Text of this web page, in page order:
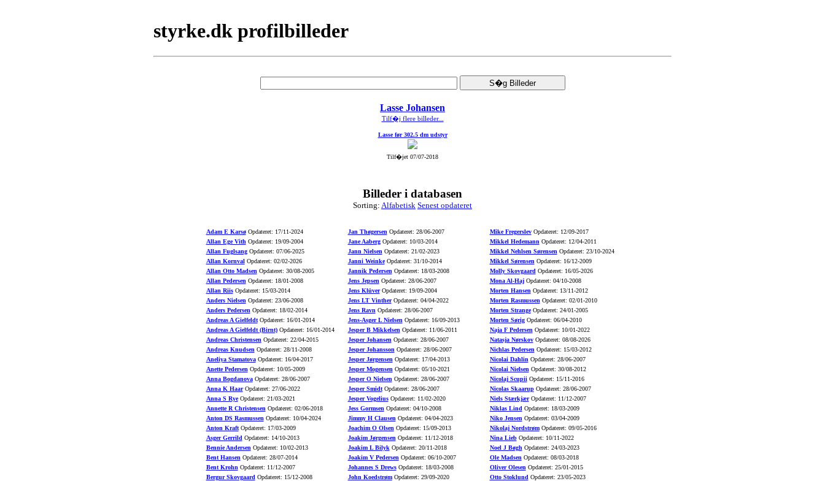
styrke.dk profilbilleder
Lasse Johansen
Tilf�j flere billeder...
Lasse før 302.5 dm udstyr
Tilf�jet 07/07-2018
Billeder i databasen
Sorting: Alfabetisk Senest opdateret
Adam E KarsøOpdateret: 17/11-2024
Allan Ege Vith Opdateret: 19/09-2004
Allan FuglsangOpdateret: 07/06-2025
Allan KornvalOpdateret: 02/02-2026
Allan Otto Madsen Opdateret: 30/08-2005
Allan Pedersen Opdateret: 18/01-2008
Allan RiisOpdateret: 15/03-2014
Anders Nielsen Opdateret: 23/06-2008
Anders Pedersen Opdateret: 18/02-2014
Andreas A GielfeldtOpdateret: 16/01-2014
Andreas A Gielfeldt (Birnt)Opdateret: 16/01-2014
Andreas Christensen Opdateret: 22/04-2015
Andreas Knudsen Opdateret: 28/11-2008
Aneliya StamatovaOpdateret: 16/04-2017
Anette Pedersen Opdateret: 10/05-2009
Anna BogdanovaOpdateret: 28/06-2007
Anna K HaarOpdateret: 27/06-2022
Anna S RyeOpdateret: 21/03-2021
Annette R Christensen Opdateret: 02/06-2018
Anton DS Rasmussen Opdateret: 10/04-2024
Anton KraftOpdateret: 17/03-2009
Asger Gerrild Opdateret: 14/10-2013
Bennie Andersen Opdateret: 10/02-2013
Bent Hansen Opdateret: 28/07-2014
Bent Krohn Opdateret: 11/12-2007
Bergur Skovgaard Opdateret: 15/12-2008
Jan Thøgersen Opdateret: 28/06-2007
Jane AabergOpdateret: 10/03-2014
Jann Nielsen Opdateret: 21/02-2023
Janni WeinkeOpdateret: 31/10-2014
Jannik Pedersen Opdateret: 18/03-2008
Jens Jepsen Opdateret: 28/06-2007
Jens KlüverOpdateret: 19/09-2004
Jens LT VintherOpdateret: 04/04-2022
Jens Ravn Opdateret: 28/06-2007
Jens-Asger L Nielsen Opdateret: 16/09-2013
Jesper B Mikkelsen Opdateret: 11/06-2011
Jesper Johansen Opdateret: 28/06-2007
Jesper Johansson Opdateret: 28/06-2007
Jesper Jørgensen Opdateret: 17/04-2013
Jesper Mogensen Opdateret: 05/10-2021
Jesper O Nielsen Opdateret: 28/06-2007
Jesper SmidtOpdateret: 28/06-2007
Jesper VogeliusOpdateret: 11/02-2020
Jess Gormsen Opdateret: 04/10-2008
Jimmy H Clausen Opdateret: 04/04-2023
Joachim O Olsen Opdateret: 15/09-2013
Joakim Jørgensen Opdateret: 11/12-2018
Joakim L Bilyk Opdateret: 20/11-2018
Joakim V Pedersen Opdateret: 06/10-2007
Johannes S DrewsOpdateret: 18/03-2008
John KoedstrømOpdateret: 29/09-2020
Mike FregerslevOpdateret: 12/09-2017
Mikkel Hedemann Opdateret: 12/04-2011
Mikkel Nehlsen Sørensen Opdateret: 23/10-2024
Mikkel Sørensen Opdateret: 16/12-2009
Molly Skovgaard Opdateret: 16/05-2026
Mona Al-HajOpdateret: 04/10-2008
Morten Hansen Opdateret: 13/11-2012
Morten Rasmussen Opdateret: 02/01-2010
Morten StrangeOpdateret: 24/01-2005
Morten SørigOpdateret: 06/04-2010
Naja F Pedersen Opdateret: 10/01-2022
Natasja NørskovOpdateret: 08/08-2026
Nichlas Pedersen Opdateret: 15/03-2012
Nicolai Dahlin Opdateret: 28/06-2007
Nicolai Nielsen Opdateret: 30/08-2012
Nicolaj ScupiiOpdateret: 15/11-2016
Nicolas SkaarupOpdateret: 28/06-2007
Niels StærkjærOpdateret: 11/12-2007
Niklas Lind Opdateret: 18/03-2009
Niko Jensen Opdateret: 03/04-2009
Nikolaj NordstrømOpdateret: 09/05-2016
Nina LiebOpdateret: 10/11-2022
Noel J Bøgh Opdateret: 24/03-2023
Ole Madsen Opdateret: 08/03-2018
Oliver Olesen Opdateret: 25/01-2015
Otto Stoklund Opdateret: 23/05-2023